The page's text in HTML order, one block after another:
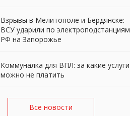
Взрывы в Мелитополе и Бердянске:
ВСУ ударили по электроподстанциям
РФ на Запорожье
Коммуналка для ВПЛ: за какие услуги
можно не платить
Все новости